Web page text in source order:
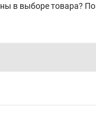
в выборе товара?